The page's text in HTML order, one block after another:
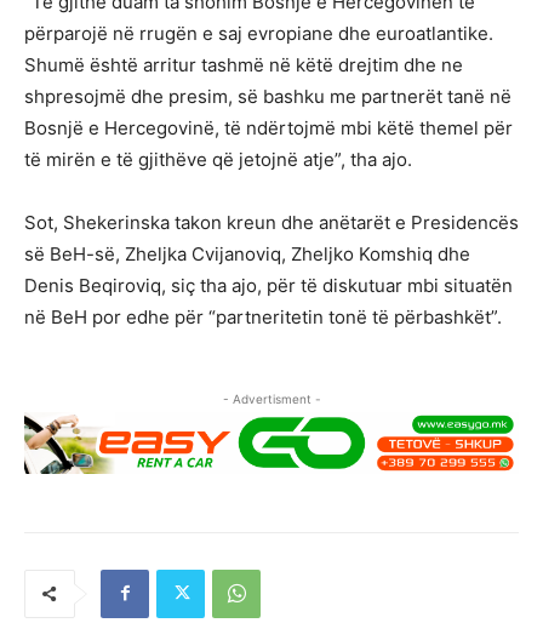
përparojë në rrugën e saj evropiane dhe euroatlantike.
Shumë është arritur tashmë në këtë drejtim dhe ne
shpresojmë dhe presim, së bashku me partnerët tanë në
Bosnjë e Hercegovinë, të ndërtojmë mbi këtë themel për
të mirën e të gjithëve që jetojnë atje”, tha ajo.
Sot, Shekerinska takon kreun dhe anëtarët e Presidencës
së BeH-së, Zheljka Cvijanoviq, Zheljko Komshiq dhe
Denis Beqiroviq, siç tha ajo, për të diskutuar mbi situatën
në BeH por edhe për “partneritetin tonë të përbashkët”.
- Advertisment -